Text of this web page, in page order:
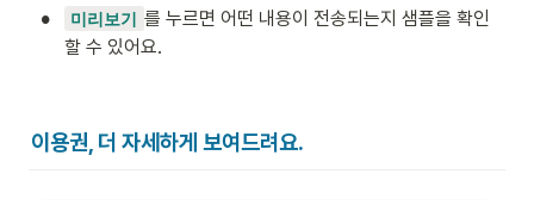
• 미리보기
를 누르면 어떤 내용이 전송되는지 샘플을 확인
할 수 있어요.
이용권, 더 자세하게 보여드려요.